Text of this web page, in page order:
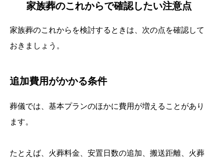
家族葬のこれからで確認したい注意点
家族葬のこれからを検討するときは、次の点を確認して
おきましょう。
追加費用がかかる条件
葬儀では、基本プランのほかに費用が増えることがあり
ます。
たとえば、火葬料金、安置日数の追加、搬送距離、火葬